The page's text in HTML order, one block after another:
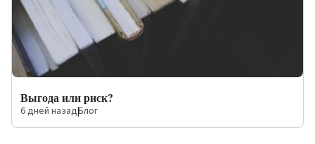
Выгода или риск?
6 дней назад|Блог